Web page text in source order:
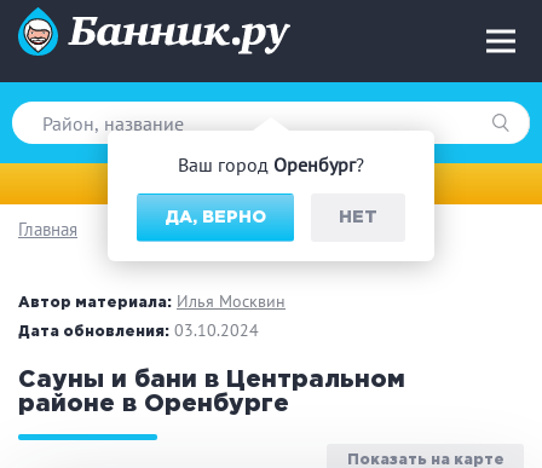
Ваш город Оренбург?
ДА, ВЕРНО НЕТ
Вид парной
Русская баня
Финская сауна
На дровах
Главная
Автор материала: Илья Москвин
Дата обновления: 03.10.2024
Сауны и бани в Центральном
районе в Оренбурге
Показать на карте